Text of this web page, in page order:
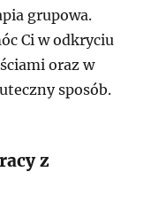
grupowa.
Ci w odkryciu
oraz w
sposób.
z